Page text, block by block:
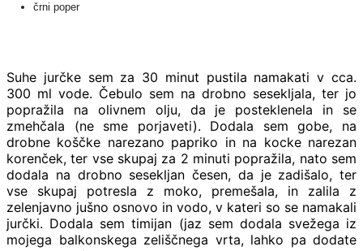
črni poper
Suhe jurčke sem za 30 minut pustila namakati v cca.
300 ml vode. Čebulo sem na drobno sesekljala, ter jo
popražila na olivnem olju, da je posteklenela in se
zmehčala (ne sme porjaveti). Dodala sem gobe, na
drobne koščke narezano papriko in na kocke narezan
korenček, ter vse skupaj za 2 minuti popražila, nato sem
dodala na drobno sesekljan česen, da je zadišalo, ter
vse skupaj potresla z moko, premešala, in zalila z
zelenjavno jušno osnovo in vodo, v kateri so se namakali
jurčki. Dodala sem timijan (jaz sem dodala svežega iz
mojega balkonskega zeliščnega vrta, lahko pa dodate